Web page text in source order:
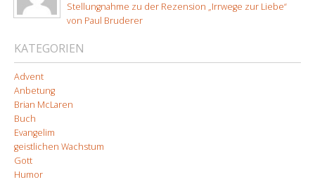
Stellungnahme zu der Rezension „Irrwege zur Liebe“
von Paul Bruderer
KATEGORIEN
Advent
Anbetung
Brian McLaren
Buch
Evangelim
geistlichen Wachstum
Gott
Humor